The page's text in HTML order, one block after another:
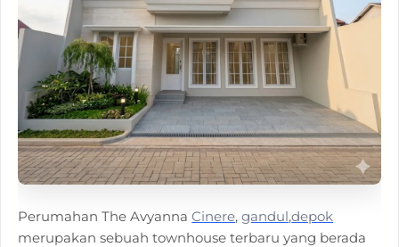
Perumahan The AvyannaCinere,gandul,depok
merupakan sebuah townhouse terbaru yang berada